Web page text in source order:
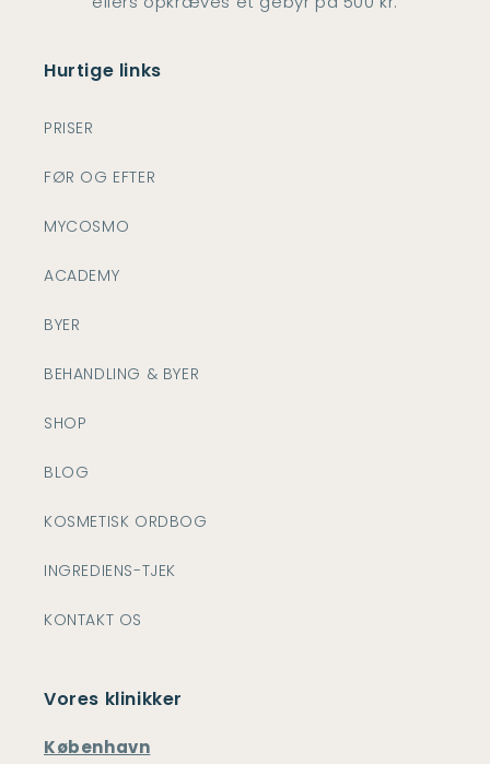
Hurtige links
PRISER
FØR OG EFTER
MYCOSMO
ACADEMY
BYER
BEHANDLING & BYER
SHOP
BLOG
KOSMETISK ORDBOG
INGREDIENS-TJEK
KONTAKT OS
Vores klinikker
København